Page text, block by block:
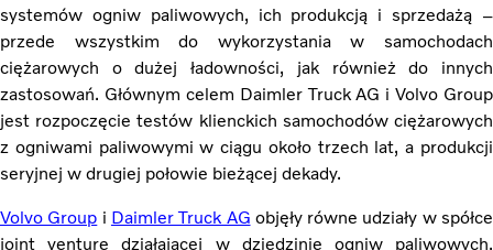
systemów ogniw paliwowych, ich produkcją i sprzedażą –
przede wszystkim do wykorzystania w samochodach
ciężarowych o dużej ładowności, jak również do innych
zastosowań. Głównym celem Daimler Truck AG i Volvo Group
jest rozpoczęcie testów klienckich samochodów ciężarowych
z ogniwami paliwowymi w ciągu około trzech lat, a produkcji
seryjnej w drugiej połowie bieżącej dekady.
Volvo Group i Daimler Truck AG objęły równe udziały w spółce
joint venture działającej w dziedzinie ogniw paliwowych.